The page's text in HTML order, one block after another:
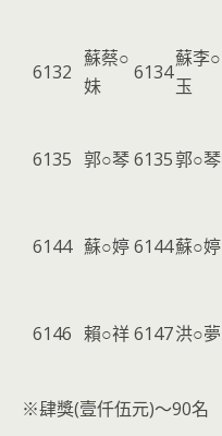
6132
蘇蔡○
妹
6134
蘇李○
玉
6135 郭○琴6135郭○琴
6144 蘇○婷6144蘇○婷
6146 賴○祥6147洪○夢
※肆獎(壹仟伍元)～90名